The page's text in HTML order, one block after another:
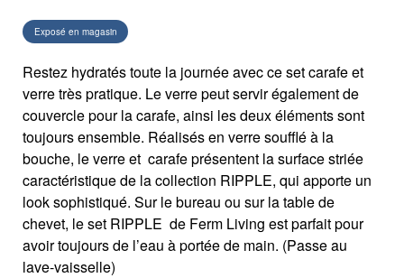
Exposé en magasin
Restez hydratés toute la journée avec ce set carafe et
verre très pratique. Le verre peut servir également de
couvercle pour la carafe, ainsi les deux éléments sont
toujours ensemble. Réalisés en verre soufflé à la
bouche, le verre et carafe présentent la surface striée
caractéristique de la collection RIPPLE, qui apporte un
look sophistiqué. Sur le bureau ou sur la table de
chevet, le set RIPPLE de Ferm Living est parfait pour
avoir toujours de l’eau à portée de main. (Passe au
lave-vaisselle)